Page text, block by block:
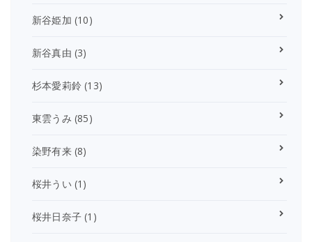
新谷姫加 (10)
新谷真由 (3)
杉本愛莉鈴 (13)
東雲うみ (85)
染野有来(8)
桜井うい (1)
桜井日奈子 (1)